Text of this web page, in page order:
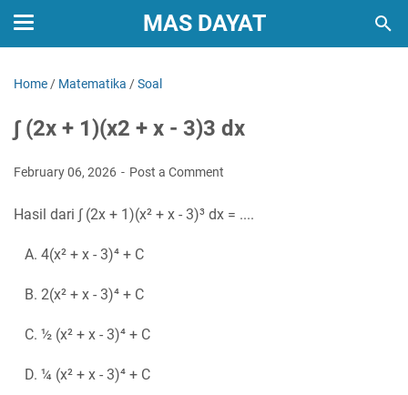
MAS DAYAT
Home / Matematika /Soal
∫ (2x + 1)(x2 + x - 3)3 dx
February 06, 2026 Post a Comment
Hasil dari ∫ (2x + 1)(x² + x - 3)³ dx = ....
A. 4(x² + x - 3)⁴ + C
B. 2(x² + x - 3)⁴ + C
C. ½ (x² + x - 3)⁴ + C
D. ¼ (x² + x - 3)⁴ + C